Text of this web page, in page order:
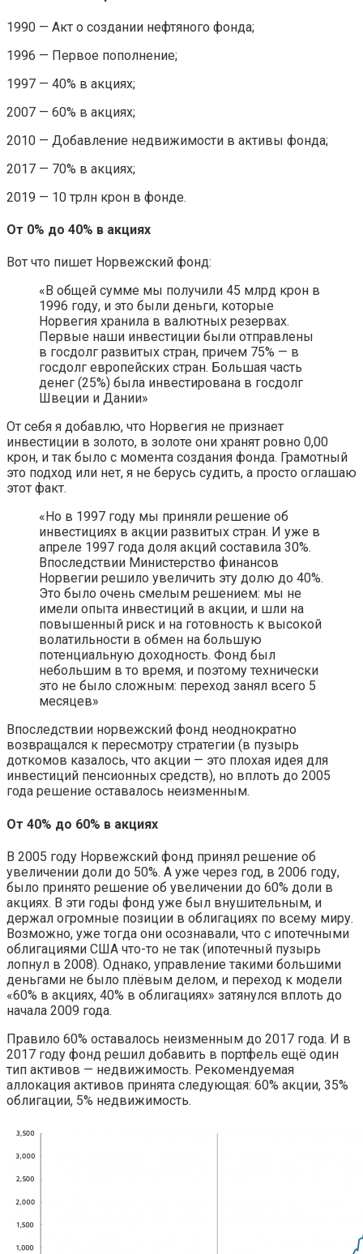
1990 — Акт о создании нефтяного фонда;
1996 — Первое пополнение;
1997 — 40% в акциях;
2007 — 60% в акциях;
2010 — Добавление недвижимости в активы фонда;
2017 — 70% в акциях;
2019 — 10 трлн крон в фонде.
От 0% до 40% в акциях
Вот что пишет Норвежский фонд:
«В общей сумме мы получили 45 млрд крон в
1996 году, и это были деньги, которые
Норвегия хранила в валютных резервах.
Первые наши инвестиции были отправлены
в госдолг развитых стран, причем 75% — в
госдолг европейских стран. Большая часть
денег (25%) была инвестирована в госдолг
Швеции и Дании»
От себя я добавлю, что Норвегия не признает
инвестиции в золото, в золоте они хранят ровно 0,00
крон, и так было с момента создания фонда. Грамотный
это подход или нет, я не берусь судить, а просто оглашаю
этот факт.
«Но в 1997 году мы приняли решение об
инвестициях в акции развитых стран. И уже в
апреле 1997 года доля акций составила 30%.
Впоследствии Министерство финансов
Норвегии решило увеличить эту долю до 40%.
Это было очень смелым решением: мы не
имели опыта инвестиций в акции, и шли на
повышенный риск и на готовность к высокой
волатильности в обмен на большую
потенциальную доходность. Фонд был
небольшим в то время, и поэтому технически
это не было сложным: переход занял всего 5
месяцев»
Впоследствии норвежский фонд неоднократно
возвращался к пересмотру стратегии (в пузырь
доткомов казалось, что акции — это плохая идея для
инвестиций пенсионных средств), но вплоть до 2005
года решение оставалось неизменным.
От 40% до 60% в акциях
В 2005 году Норвежский фонд принял решение об
увеличении доли до 50%. А уже через год, в 2006 году,
было принято решение об увеличении до 60% доли в
акциях. В эти годы фонд уже был внушительным, и
держал огромные позиции в облигациях по всему миру.
Возможно, уже тогда они осознавали, что с ипотечными
облигациями США что-то не так (ипотечный пузырь
лопнул в 2008). Однако, управление такими большими
деньгами не было плёвым делом, и переход к модели
«60% в акциях, 40% в облигациях» затянулся вплоть до
начала 2009 года.
Правило 60% оставалось неизменным до 2017 года. И в
2017 году фонд решил добавить в портфель ещё один
тип активов — недвижимость. Рекомендуемая
аллокация активов принята следующая: 60% акции, 35%
облигации, 5% недвижимость.